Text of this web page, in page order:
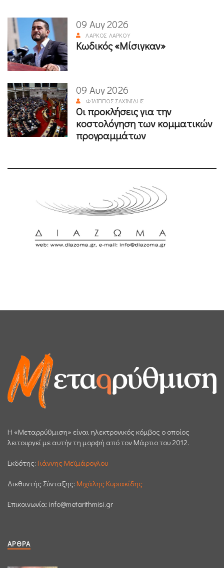
09 Αυγ 2026
ΛΆΡΚΟΣ ΛΆΡΚΟΥ
Κωδικός «Μίσιγκαν»
09 Αυγ 2026
ΦΊΛΙΠΠΟΣ ΣΑΧΙΝΊΔΗΣ
Οι προκλήσεις για την
κοστολόγηση των κομματικών
προγραμμάτων
H «Μεταρρύθμιση» είναι ηλεκτρονικός κόμβος ο οποίος
λειτουργεί με αυτήν τη μορφή από τον Μάρτιο του 2012.
Εκδότης: Γιάννης Μεϊμάρογλου
Διεθυντής Σύνταξης: Μιχάλης Κυριακίδης
Επικοινωνία: info@metarithmisi.gr
ΆΡΘΡΑ